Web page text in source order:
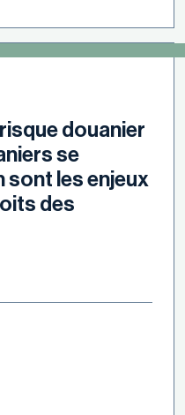
douanier
se
sont les enjeux
des